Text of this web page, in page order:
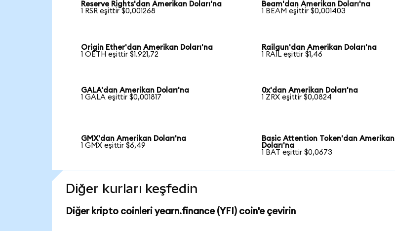
Reserve Rights'dan Amerikan Doları'na
1 RSR eşittir $0,001268
Beam'dan Amerikan Doları'na
1 BEAM eşittir $0,001403
Origin Ether'dan Amerikan Doları'na
1 OETH eşittir $1.921,72
Railgun'dan Amerikan Doları'na
1 RAIL eşittir $1,46
GALA'dan Amerikan Doları'na
1 GALA eşittir $0,001817
0x'dan Amerikan Doları'na
1 ZRX eşittir $0,0824
GMX'dan Amerikan Doları'na
1 GMX eşittir $6,49
Basic Attention Token'dan Amerikan
Doları'na
1 BAT eşittir $0,0673
Diğer kurları keşfedin
Diğer kripto coinleri yearn.finance (YFI) coin'e çevirin